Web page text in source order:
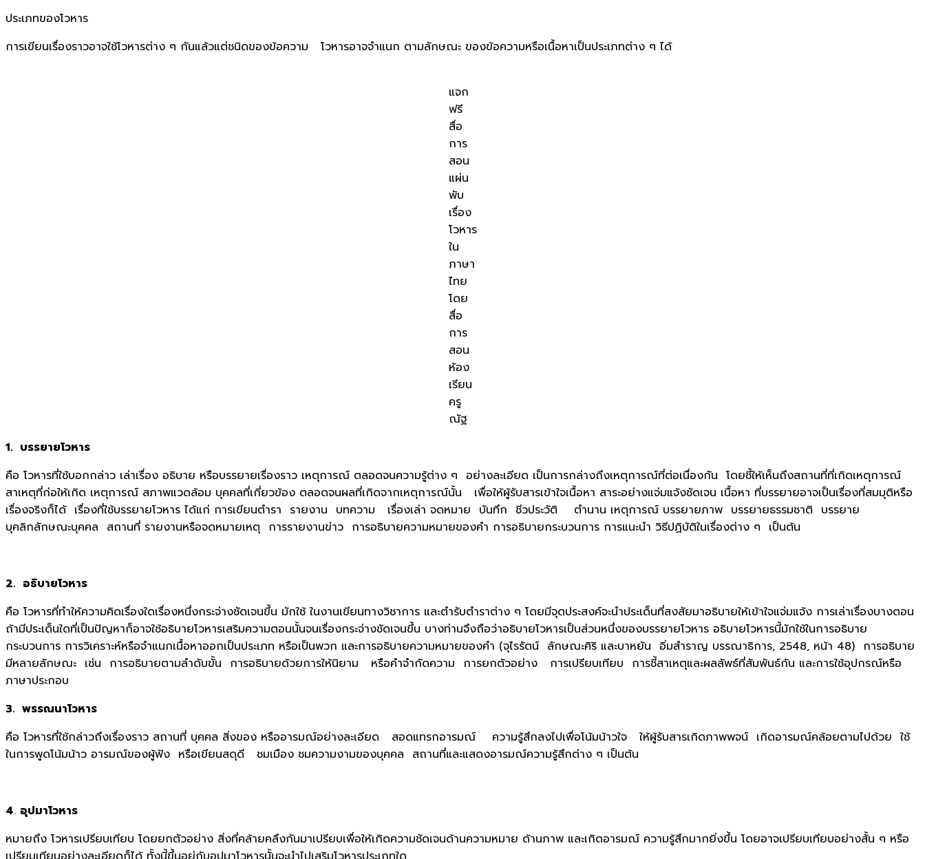
ประเภทของโวหาร
การเขียนเรื่องราวอาจใช้โวหารต่าง ๆ กันแล้วแต่ชนิดของข้อความ โวหารอาจจำแนก ตามลักษณะ ของข้อความหรือเนื้อหาเป็นประเภทต่าง ๆ ได้
แจก
ฟรี
สื่อ
การ
สอน
แผ่น
พับ
เรื่อง
โวหาร
ใน
ภาษา
ไทย
โดย
สื่อ
การ
สอน
ห้อง
เรียน
ครู
ณัฐ
1. บรรยายโวหาร
คือ โวหารที่ใช้บอกกล่าว เล่าเรื่อง อธิบาย หรือบรรยายเรื่องราว เหตุการณ์ ตลอดจนความรู้ต่าง ๆ อย่างละเอียด เป็นการกล่างถึงเหตุการณ์ที่ต่อเนื่องกัน โดยชี้ให้เห็นถึงสถานที่ที่เกิดเหตุการณ์
สาเหตุที่ก่อให้เกิด เหตุการณ์ สภาพแวดล้อม บุคคลที่เกี่ยวข้อง ตลอดจนผลที่เกิดจากเหตุการณ์นั้น เพื่อให้ผู้รับสารเข้าใจเนื้อหา สาระอย่างแจ่มแจ้งชัดเจน เนื้อหา ที่บรรยายอาจเป็นเรื่องที่สมมุติหรือ
เรื่องจริงก็ได้ เรื่องที่ใช้บรรยายโวหาร ได้แก่ การเขียนตำรา รายงาน บทความ เรื่องเล่า จดหมาย บันทึก ชีวประวัติ ตำนาน เหตุการณ์ บรรยายภาพ บรรยายธรรมชาติ บรรยาย
บุคลิกลักษณะบุคคล สถานที่ รายงานหรือจดหมายเหตุ การรายงานข่าว การอธิบายความหมายของคำ การอธิบายกระบวนการ การแนะนำ วิธีปฏิบัติในเรื่องต่าง ๆ เป็นต้น
2. อธิบายโวหาร
คือ โวหารที่ทำให้ความคิดเรื่องใดเรื่องหนึ่งกระจ่างชัดเจนขึ้น มักใช้ ในงานเขียนทางวิชาการ และตำรับตำราต่าง ๆ โดยมีจุดประสงค์จะนำประเด็นที่สงสัยมาอธิบายให้เข้าใจแจ่มแจ้ง การเล่าเรื่องบางตอน
ถ้ามีประเด็นใดที่เป็นปัญหาก็อาจใช้อธิบายโวหารเสริมความตอนนั้นจนเรื่องกระจ่างชัดเจนขึ้น บางท่านจึงถือว่าอธิบายโวหารเป็นส่วนหนึ่งของบรรยายโวหาร อธิบายโวหารนี้มักใช้ในการอธิบาย
กระบวนการ การวิเคราะห์หรือจำแนกเนื้อหาออกเป็นประเภท หรือเป็นพวก และการอธิบายความหมายของคำ (จุไรรัตน์ ลักษณะศิริ และบาหยัน อิ่มสำราญ บรรณาธิการ, 2548, หน้า 48) การอธิบาย
มีหลายลักษณะ เช่น การอธิบายตามลำดับขั้น การอธิบายด้วยการให้นิยาม หรือคำจำกัดความ การยกตัวอย่าง การเปรียบเทียบ การชี้สาเหตุและผลลัพธ์ที่สัมพันธ์กัน และการใช้อุปกรณ์หรือ
ภาษาประกอบ
3. พรรณนาโวหาร
คือ โวหารที่ใช้กล่าวถึงเรื่องราว สถานที่ บุคคล สิ่งของ หรืออารมณ์อย่างละเอียด สอดแทรกอารมณ์ ความรู้สึกลงไปเพื่อโน้มน้าวใจ ให้ผู้รับสารเกิดภาพพจน์ เกิดอารมณ์คล้อยตามไปด้วย ใช้
ในการพูดโน้มน้าว อารมณ์ของผู้ฟัง หรือเขียนสดุดี ชมเมือง ชมความงามของบุคคล สถานที่และแสดงอารมณ์ความรู้สึกต่าง ๆ เป็นต้น
4. อุปมาโวหาร
หมายถึง โวหารเปรียบเทียบ โดยยกตัวอย่าง สิ่งที่คล้ายคลึงกันมาเปรียบเพื่อให้เกิดความชัดเจนด้านความหมาย ด้านภาพ และเกิดอารมณ์ ความรู้สึกมากยิ่งขึ้น โดยอาจเปรียบเทียบอย่างสั้น ๆ หรือ